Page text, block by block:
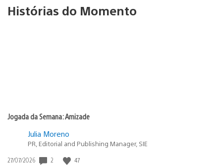
Histórias do Momento
Jogada da Semana: Amizade
Julia Moreno
PR, Editorial and Publishing Manager, SIE
Data
27/07/2026 2 47